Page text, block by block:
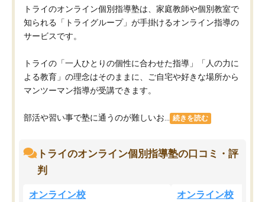
トライのオンライン個別指導塾は、家庭教師や個別教室で
知られる「トライグループ」が手掛けるオンライン指導の
サービスです。
トライの「一人ひとりの個性に合わせた指導」「人の力に
よる教育」の理念はそのままに、ご自宅や好きな場所から
マンツーマン指導が受講できます。
部活や習い事で塾に通うのが難しいお... 続きを読む
トライのオンライン個別指導塾の口コミ・評
判
オンライン校 オンライン校